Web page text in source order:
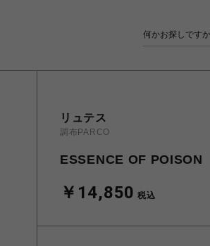
リュテス
調布PARCO
ESSENCE OF
￥14,850 税込